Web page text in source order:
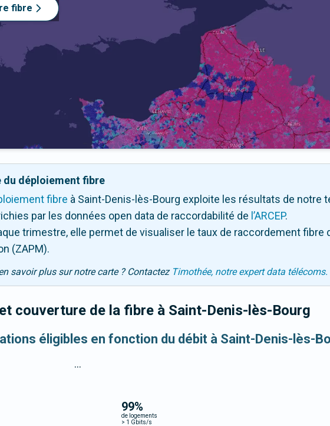
fibre
du déploiement fibre
fibre à Saint-Denis-lès-Bourg exploite les résultats de notre
par les données open data de raccordabilité de l’ARCEP.
trimestre, elle permet de visualiser le taux de raccordement fibre
(ZAPM).
savoir plus sur notre carte ? Contactez Timothée, notre expert data télécoms.
couverture de la fibre à Saint-Denis-lès-Bourg
éligibles en fonction du débit à Saint-Denis-lès-
99%
de logements
> 1 Gbits/s
...